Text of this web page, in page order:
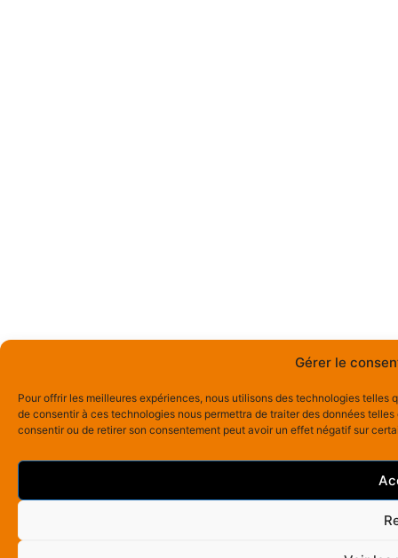
Gérer le
Pour offrir les meilleures expériences, nous utilisons des technologies
de consentir à ces technologies nous permettra de traiter des données
consentir ou de retirer son consentement peut avoir un effet négatif sur